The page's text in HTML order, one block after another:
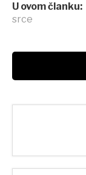
U ovom članku:
srce